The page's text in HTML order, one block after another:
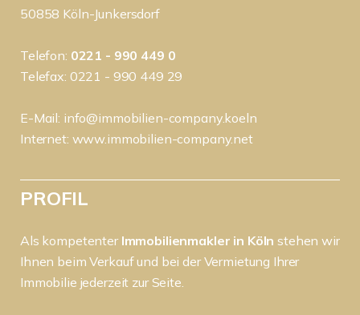
50858 Köln-Junkersdorf
Telefon: 0221 - 990 449 0
Telefax: 0221 - 990 449 29
E-Mail: info@immobilien-company.koeln
Internet: www.immobilien-company.net
PROFIL
Als kompetenter Immobilienmakler in Kölnstehen wir
Ihnen beim Verkauf und bei der Vermietung Ihrer
Immobilie jederzeit zur Seite.